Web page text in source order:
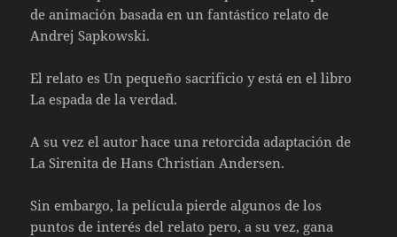
de animación basada en un fantástico relato de
Andrej Sapkowski.
El relato es Un pequeño sacrificio y está en el libro
La espada de la verdad.
A su vez el autor hace una retorcida adaptación de
La Sirenita de Hans Christian Andersen.
Sin embargo, la película pierde algunos de los
puntos de interés del relato pero, a su vez, gana